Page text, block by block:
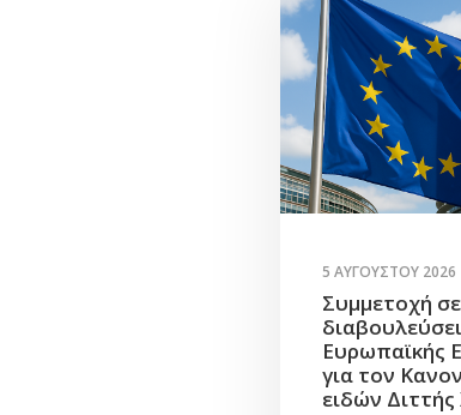
5 ΑΥΓΟΎΣΤΟΥ 2026
Συμμετοχή σε
Ευρωπαϊκής
για τον
ειδών